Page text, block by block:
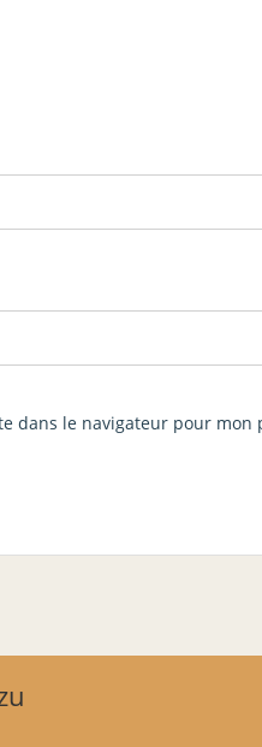
dans le navigateur pour mon